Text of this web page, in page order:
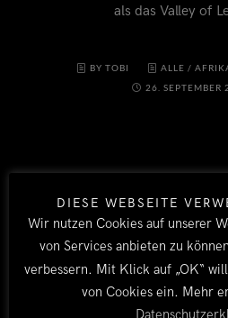
als das Valley of
BY TOBI ALLE /
26. SEPTEMBER
LÄNDER
DIESE WEBSEITE
Wir nutzen Cookies auf unserer
von Services anbieten zu
verbessern. Mit Klick auf „OK“
von Cookies ein. Mehr